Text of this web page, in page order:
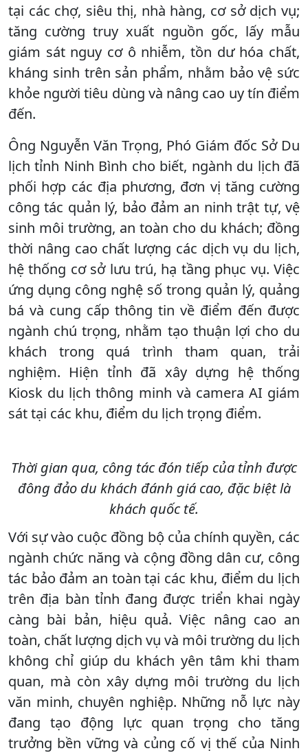
tại các chợ, siêu thị, nhà hàng, cơ sở dịch vụ;
tăng cường truy xuất nguồn gốc, lấy mẫu
giám sát nguy cơ ô nhiễm, tồn dư hóa chất,
kháng sinh trên sản phẩm, nhằm bảo vệ sức
khỏe người tiêu dùng và nâng cao uy tín điểm
đến.
Ông Nguyễn Văn Trọng, Phó Giám đốc Sở Du
lịch tỉnh Ninh Bình cho biết, ngành du lịch đã
phối hợp các địa phương, đơn vị tăng cường
công tác quản lý, bảo đảm an ninh trật tự, vệ
sinh môi trường, an toàn cho du khách; đồng
thời nâng cao chất lượng các dịch vụ du lịch,
hệ thống cơ sở lưu trú, hạ tầng phục vụ. Việc
ứng dụng công nghệ số trong quản lý, quảng
bá và cung cấp thông tin về điểm đến được
ngành chú trọng, nhằm tạo thuận lợi cho du
khách trong quá trình tham quan, trải
nghiệm. Hiện tỉnh đã xây dựng hệ thống
Kiosk du lịch thông minh và camera AI giám
sát tại các khu, điểm du lịch trọng điểm.
Thời gian qua, công tác đón tiếp của tỉnh được
đông đảo du khách đánh giá cao, đặc biệt là
khách quốc tế.
Với sự vào cuộc đồng bộ của chính quyền, các
ngành chức năng và cộng đồng dân cư, công
tác bảo đảm an toàn tại các khu, điểm du lịch
trên địa bàn tỉnh đang được triển khai ngày
càng bài bản, hiệu quả. Việc nâng cao an
toàn, chất lượng dịch vụ và môi trường du lịch
không chỉ giúp du khách yên tâm khi tham
quan, mà còn xây dựng môi trường du lịch
văn minh, chuyên nghiệp. Những nỗ lực này
đang tạo động lực quan trọng cho tăng
trưởng bền vững và củng cố vị thế của Ninh